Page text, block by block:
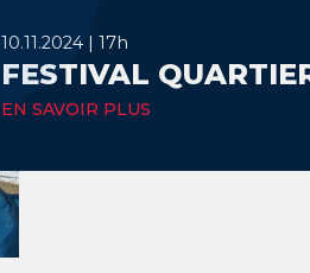
10.11.2024 | 17h
FESTIVAL
EN SAVOIR PLUS